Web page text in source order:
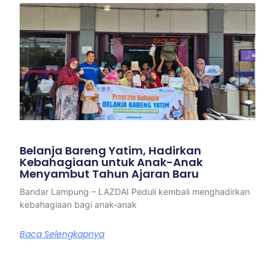
Belanja Bareng Yatim, Hadirkan
Kebahagiaan untuk Anak-Anak
Menyambut Tahun Ajaran Baru
Bandar Lampung – LAZDAI Peduli kembali menghadirkan
kebahagiaan bagi anak-anak
Baca Selengkapnya